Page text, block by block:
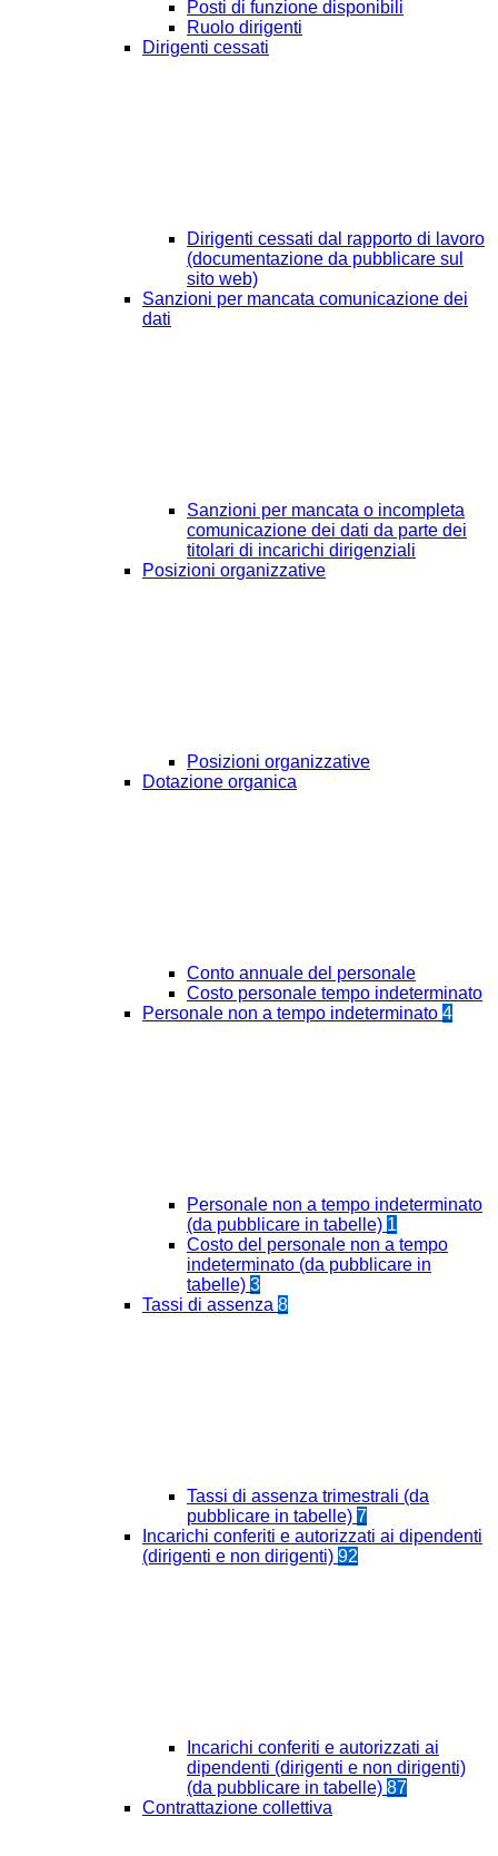
Posti di funzione disponibili
Ruolo dirigenti
Dirigenti cessati
Dirigenti cessati dal rapporto di lavoro
(documentazione da pubblicare sul
sito web)
Sanzioni per mancata comunicazione dei
dati
Sanzioni per mancata o incompleta
comunicazione dei dati da parte dei
titolari di incarichi dirigenziali
Posizioni organizzative
Posizioni organizzative
Dotazione organica
Conto annuale del personale
Costo personale tempo indeterminato
Personale non a tempo indeterminato 4
Personale non a tempo indeterminato
(da pubblicare in tabelle) 1
Costo del personale non a tempo
indeterminato (da pubblicare in
tabelle) 3
Tassi di assenza 8
Tassi di assenza trimestrali (da
pubblicare in tabelle) 7
Incarichi conferiti e autorizzati ai dipendenti
(dirigenti e non dirigenti) 92
Incarichi conferiti e autorizzati ai
dipendenti (dirigenti e non dirigenti)
(da pubblicare in tabelle) 87
Contrattazione collettiva